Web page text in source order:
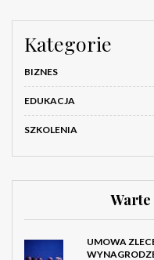
Kategorie
BIZNES
EDUKACJA
SZKOLENIA
UMOWA